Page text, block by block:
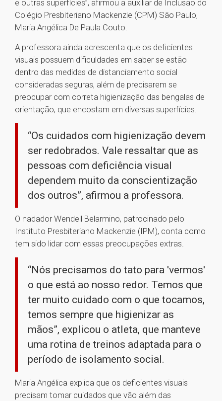
e outras superfícies”, afirmou a auxiliar de Inclusão do
Colégio Presbiteriano Mackenzie (CPM) São Paulo,
Maria Angélica De Paula Couto.
A professora ainda acrescenta que os deficientes
visuais possuem dificuldades em saber se estão
dentro das medidas de distanciamento social
consideradas seguras, além de precisarem se
preocupar com correta higienização das bengalas de
orientação, que encostam em diversas superfícies.
“Os cuidados com higienização devem
ser redobrados. Vale ressaltar que as
pessoas com deficiência visual
dependem muito da conscientização
dos outros”, afirmou a professora.
O nadador Wendell Belarmino, patrocinado pelo
Instituto Presbiteriano Mackenzie (IPM), conta como
tem sido lidar com essas preocupações extras.
“Nós precisamos do tato para 'vermos'
o que está ao nosso redor. Temos que
ter muito cuidado com o que tocamos,
temos sempre que higienizar as
mãos”, explicou o atleta, que manteve
uma rotina de treinos adaptada para o
período de isolamento social.
Maria Angélica explica que os deficientes visuais
precisam tomar cuidados que vão além das